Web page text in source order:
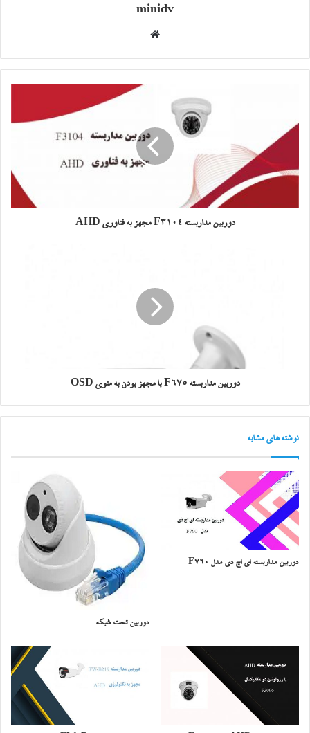
minidv
دوربین مداربسته F3104 مجهز به فناوری AHD
دوربین مداربسته F675 با مجهز بودن به منوی OSD
نوشته های مشابه
دوربین مداربسته ای اچ دی مدل F760
دوربین تحت شبکه